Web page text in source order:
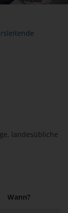
landesübliche
Wann?